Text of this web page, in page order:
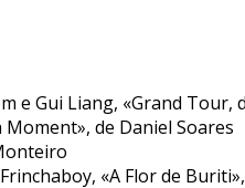
e Gui Liang, «Grand Tour,
de Daniel Soares
«A Flor de